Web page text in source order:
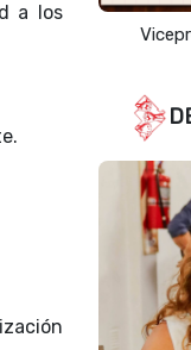
a los